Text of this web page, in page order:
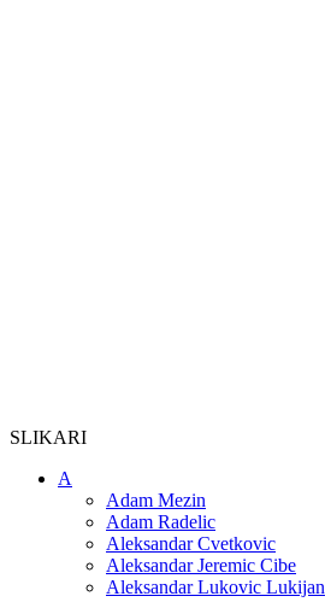
SLIKARI
A
Adam Mezin
Adam Radelic
Aleksandar Cvetkovic
Aleksandar Jeremic Cibe
Aleksandar Lukovic Lukijan